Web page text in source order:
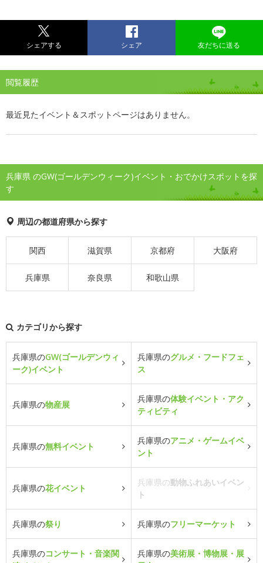
シェアする シェア 友だちに送る
閲覧履歴
最近見たイベント＆スポットページはありません。
兵庫県 のGW(ゴールデンウィーク)イベント・おでかけスポットを探
す
周辺の都道府県から探す
関西 滋賀県 京都府 大阪府
兵庫県 奈良県 和歌山県
カテゴリから探す
兵庫県のGW(ゴールデンウィ
ーク)イベント
兵庫県のグルメ・フードフェ
ス
兵庫県の物産展
兵庫県の体験イベント・アク
ティビティ
兵庫県の無料イベント
兵庫県のアニメ・ゲームイベ
ント
兵庫県の花イベント
兵庫県の動物ふれあいイベン
ト
兵庫県の祭り 兵庫県のフリーマーケット
兵庫県のコンサート・音楽関
兵庫県の美術展・博物展・展